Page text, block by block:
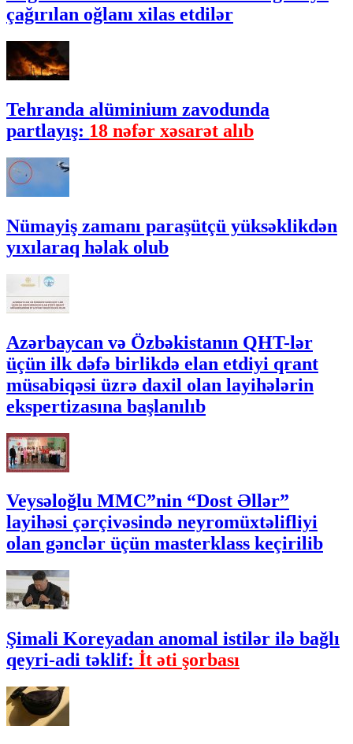
çağırılan oğlanı xilas etdilər
Tehranda alüminium zavodunda
partlayış: 18 nəfər xəsarət alıb
Nümayiş zamanı paraşütçü yüksəklikdən
yıxılaraq həlak olub
Azərbaycan və Özbəkistanın QHT-lər
üçün ilk dəfə birlikdə elan etdiyi qrant
müsabiqəsi üzrə daxil olan layihələrin
ekspertizasına başlanılıb
Veysəloğlu MMC”nin “Dost Əllər”
layihəsi çərçivəsində neyromüxtəlifliyi
olan gənclər üçün masterklass keçirilib
Şimali Koreyadan anomal istilər ilə bağlı
qeyri-adi təklif: İt əti şorbası